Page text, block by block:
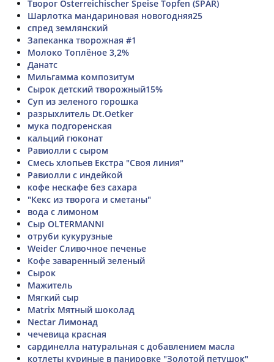
Творог Osterreichischer Speise Topfen (SPAR)
Шарлотка мандариновая новогодняя25
спред землянский
Запеканка творожная #1
Молоко Топлёное 3,2%
Данатс
Мильгамма композитум
Сырок детский творожный15%
Суп из зеленого горошка
разрыхлитель Dt.Oetker
мука подгоренская
кальций гюконат
Равиолли с сыром
Смесь хлопьев Екстра "Своя линия"
Равиолли с индейкой
кофе нескафе без сахара
"Кекс из творога и сметаны"
вода с лимоном
Сыр OLTERMANNI
отруби кукурузные
Weider Сливочное печенье
Кофе заваренный зеленый
Сырок
Мажитель
Мягкий сыр
Matrix Мятный шоколад
Nectar Лимонад
чечевица красная
сардинелла натуральная с добавлением масла
котлеты куриные в панировке "Золотой петушок"